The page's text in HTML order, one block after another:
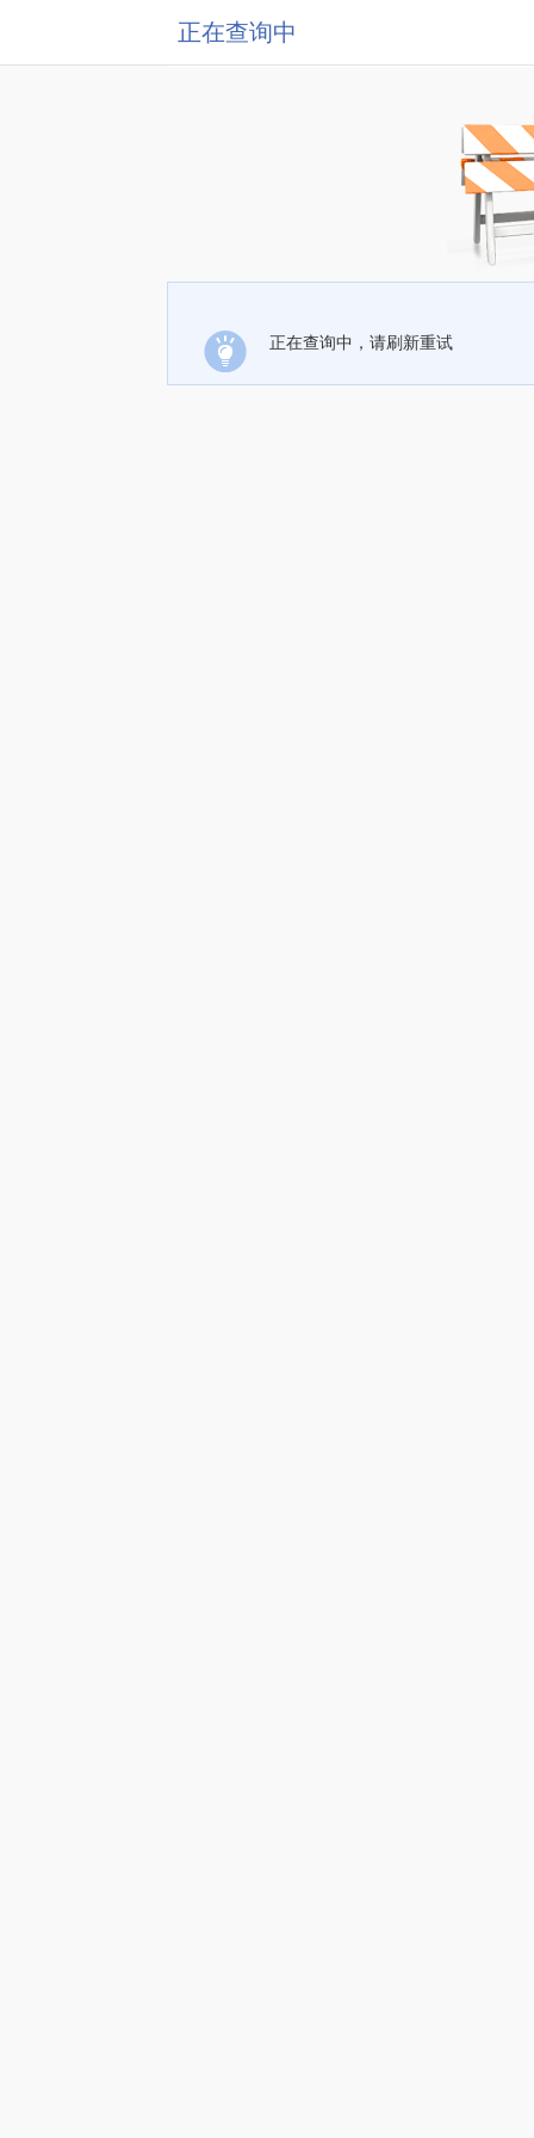
正在查询中
正在查询中，请刷新重试